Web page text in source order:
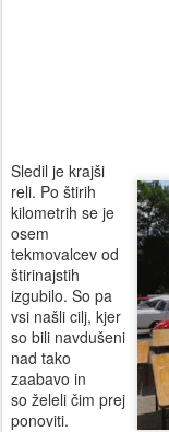
Sledil je krajši
reli. Po štirih
kilometrih se je
osem
tekmovalcev od
štirinajstih
izgubilo. So pa
vsi našli cilj, kjer
so bili navdušeni
nad tako
zaabavo in
so želeli čim prej
ponoviti.